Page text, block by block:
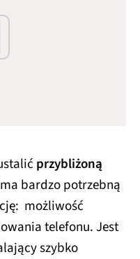
przybliżoną
bardzo potrzebną
możliwość
telefonu. Jest
szybko